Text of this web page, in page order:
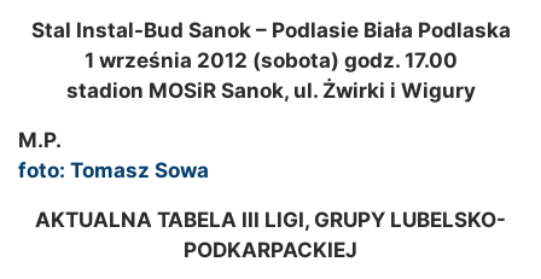
Stal Instal-Bud Sanok – Podlasie Biała Podlaska
1 września 2012 (sobota) godz. 17.00
stadion MOSiR Sanok, ul. Żwirki i Wigury
M.P.
foto: Tomasz Sowa
AKTUALNA TABELA III LIGI, GRUPY LUBELSKO-
PODKARPACKIEJ